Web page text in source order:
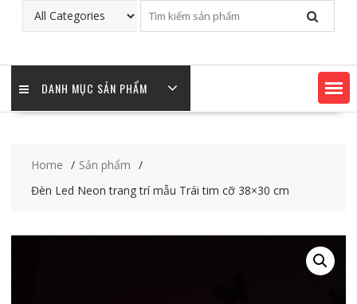
DANH MỤC SẢN PHẨM
Home
Sản phẩm
Đèn Led Neon trang trí mẫu Trái tim cỡ 38×30 cm